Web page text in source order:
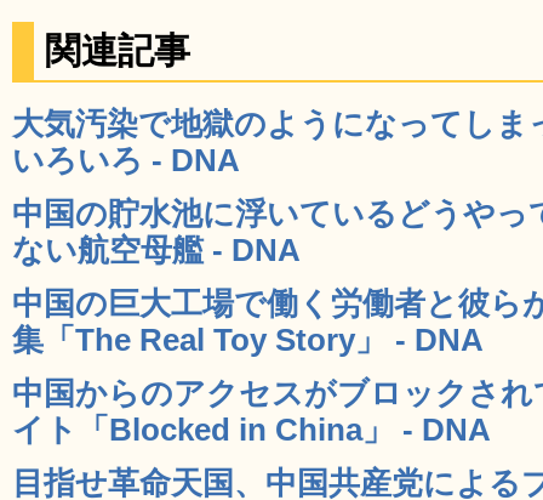
関連記事
大気汚染で地獄のようになってしま
いろいろ - DNA
中国の貯水池に浮いているどうや
ない航空母艦 - DNA
中国の巨大工場で働く労働者と彼ら
集「The Real Toy Story」 - DNA
中国からのアクセスがブロックさ
イト「Blocked in China」 - DNA
目指せ革命天国、中国共産党による